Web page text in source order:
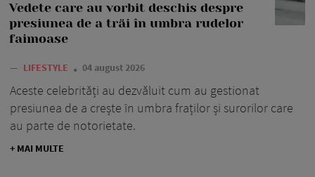
Vedete care au vorbit deschis despre
presiunea de a trăi în umbra rudelor
faimoase
— LIFESTYLE 04 august 2026
Aceste celebrități au dezvăluit cum au gestionat
presiunea de a crește în umbra fraților și surorilor care
au parte de notorietate.
+ MAI MULTE